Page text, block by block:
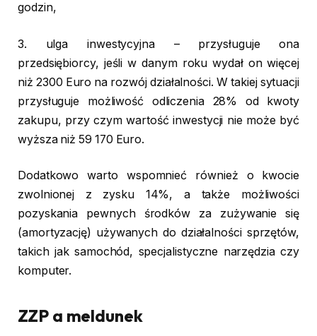
godzin,
3. ulga inwestycyjna – przysługuje ona
przedsiębiorcy, jeśli w danym roku wydał on więcej
niż 2300 Euro na rozwój działalności. W takiej sytuacji
przysługuje możliwość odliczenia 28% od kwoty
zakupu, przy czym wartość inwestycji nie może być
wyższa niż 59 170 Euro.
Dodatkowo warto wspomnieć również o kwocie
zwolnionej z zysku 14%, a także możliwości
pozyskania pewnych środków za zużywanie się
(amortyzację) używanych do działalności sprzętów,
takich jak samochód, specjalistyczne narzędzia czy
komputer.
ZZP a meldunek